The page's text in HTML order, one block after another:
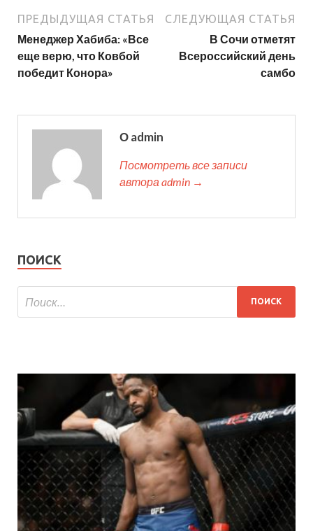
ПРЕДЫДУЩАЯ СТАТЬЯ
Менеджер Хабиба: «Все
еще верю, что Ковбой
победит Конора»
СЛЕДУЮЩАЯ СТАТЬЯ
В Сочи отметят
Всероссийский день
самбо
О admin
Посмотреть все записи
автора admin →
ПОИСК